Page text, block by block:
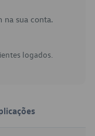
na sua conta.
logados.